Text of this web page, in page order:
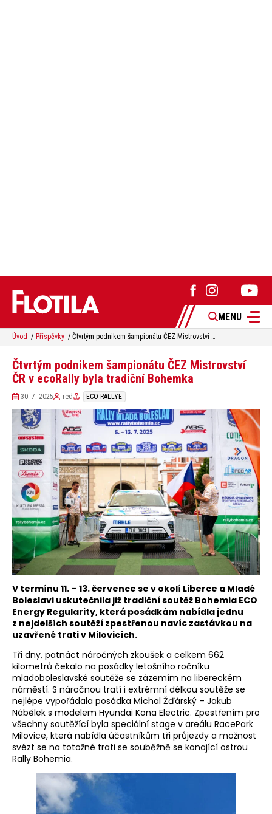
MENU
Úvod Příspěvky Čtvrtým podnikem šampionátu ČEZ Mistrovství ČR v ecoRally byla tradiční Bohemka
Čtvrtým podnikem šampionátu ČEZ Mistrovství
ČR v ecoRally byla tradiční Bohemka
30. 7. 2025 red ECO RALLYE
V termínu 11. – 13. července se v okolí Liberce a Mladé
Boleslavi uskutečnila již tradiční soutěž Bohemia ECO
Energy Regularity, která posádkám nabídla jednu
z nejdelších soutěží zpestřenou navíc zastávkou na
uzavřené trati v Milovicích.
Tři dny, patnáct náročných zkoušek a celkem 662
kilometrů čekalo na posádky letošního ročníku
mladoboleslavské soutěže se zázemím na libereckém
náměstí. S náročnou tratí i extrémní délkou soutěže se
nejlépe vypořádala posádka Michal Žďárský – Jakub
Nábělek s modelem Hyundai Kona Electric. Zpestřením pro
všechny soutěžící byla speciální stage v areálu RacePark
Milovice, která nabídla účastníkům tři průjezdy a možnost
svézt se na totožné trati se souběžně se konající ostrou
Rally Bohemia.